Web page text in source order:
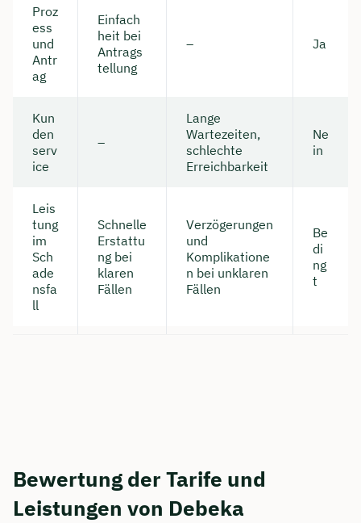
Proz
ess
und
Antr
ag
Einfach
heit bei
Antrags
tellung
– Ja
Kun
den
serv
ice
–
Lange
Wartezeiten,
schlechte
Erreichbarkeit
Ne
in
Leis
tung
im
Sch
ade
nsfa
ll
Schnelle
Erstattu
ng bei
klaren
Fällen
Verzögerungen
und
Komplikatione
n bei unklaren
Fällen
Be
di
ng
t
Bewertung der Tarife und
Leistungen von Debeka